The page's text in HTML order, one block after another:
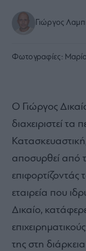
Γιώργος
Φωτογραφίες:
Ο Γιώργος
διαχειριστεί τα
αποσυρθεί από
επιφορτίζοντάς
εταιρεία που
Δικαίο,
της στη